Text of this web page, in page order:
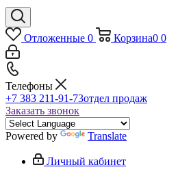
Отложенные 0 Корзина0 0
Телефоны
+7 383 211-91-73отдел продаж
Заказать звонок
Powered by Translate
Личный кабинет